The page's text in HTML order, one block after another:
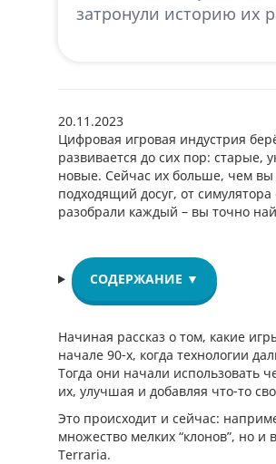
затронули историю их
20.11.2023
Цифровая игровая индустрия
развивается до сих пор: старые,
новые. Сейчас их больше, чем
подходящий досуг, от
разобрали каждый – вы точно
СОДЕРЖАНИЕ ▼
Начиная рассказ о том, какие
начале 90-х, когда технологии
Тогда они начали использовать
их, улучшая и добавляя что-то
Это происходит и сейчас:
множество мелких “клонов”, но
Terraria.